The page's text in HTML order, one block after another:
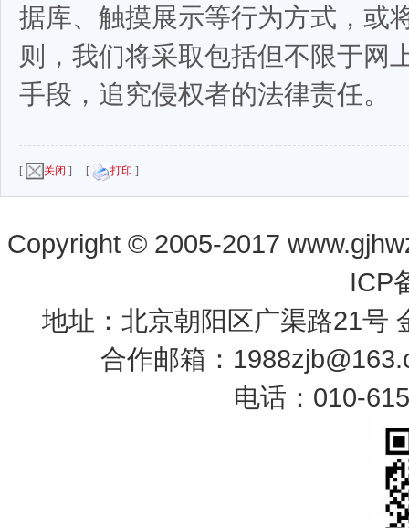
据库、触摸展示等行为方式，或
则，我们将采取包括但不限于网
手段，追究侵权者的法律责任。
[ 关闭 ] [ 打印 ]
Copyright © 2005-2017
ICP
地址：北京朝阳区广渠路21号
合作邮箱：
电话：010-